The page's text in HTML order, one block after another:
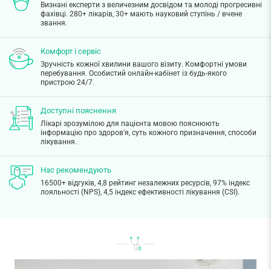
Визнані експерти з величезним досвідом та молоді прогресивні
фахівці. 280+ лікарів, 30+ мають науковий ступінь / вчене
звання.
Комфорт і сервіс
Зручність кожної хвилини вашого візиту. Комфортні умови
перебування. Особистий онлайн-кабінет із будь-якого
пристрою 24/7.
Доступні пояснення
Лікарі зрозумілою для пацієнта мовою пояснюють
інформацію про здоров'я, суть кожного призначення, способи
лікування.
Нас рекомендують
16500+ відгуків, 4,8 рейтинг незалежних ресурсів, 97% індекс
лояльності (NPS), 4,5 індекс ефективності лікування (CSI).